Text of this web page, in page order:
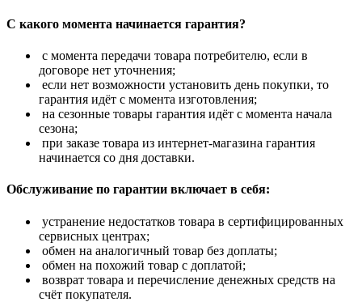
С какого момента начинается гарантия?
с момента передачи товара потребителю, если в
договоре нет уточнения;
если нет возможности установить день покупки, то
гарантия идёт с момента изготовления;
на сезонные товары гарантия идёт с момента начала
сезона;
при заказе товара из интернет-магазина гарантия
начинается со дня доставки.
Обслуживание по гарантии включает в себя:
устранение недостатков товара в сертифицированных
сервисных центрах;
обмен на аналогичный товар без доплаты;
обмен на похожий товар с доплатой;
возврат товара и перечисление денежных средств на
счёт покупателя.